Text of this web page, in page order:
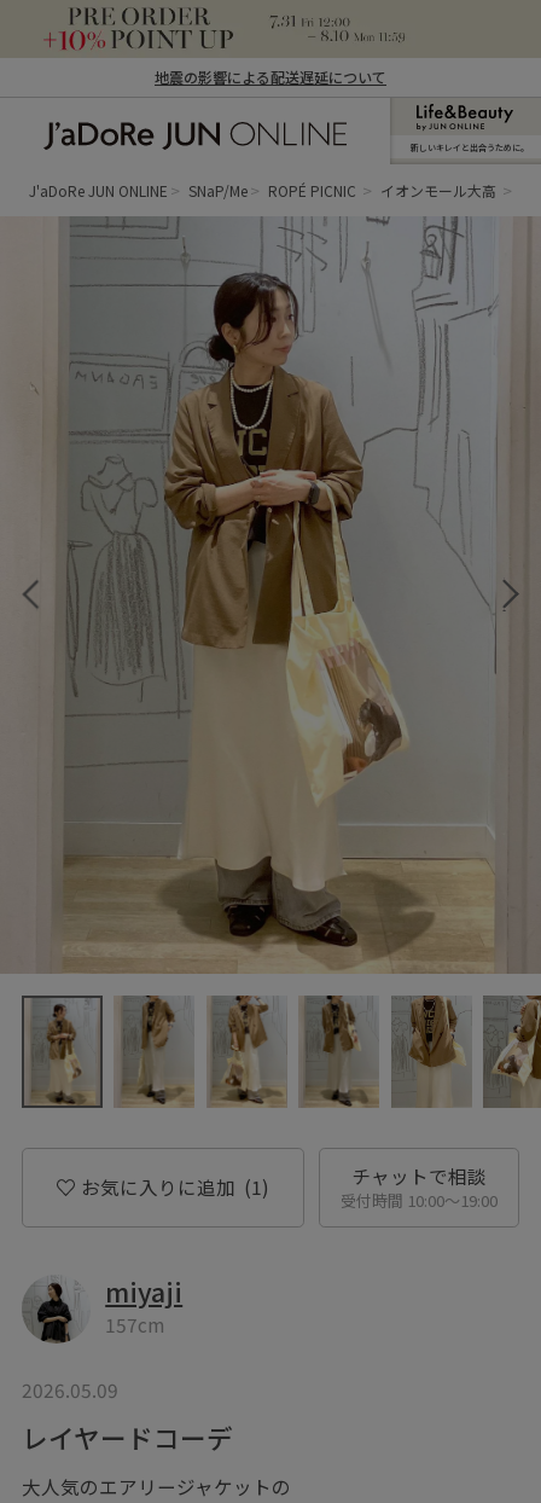
地震の影響による配送遅延について
ン オンライン）
新しいキレイと出合うために。
J'aDoRe JUN ONLINE SNaP/Me ROPÉ PICNIC イオンモール大高
お気に入りに追加 (1) チャットで相談
受付時間 10:00〜19:00
miyaji
157cm
2026.05.09
レイヤードコーデ
大人気のエアリージャケットの